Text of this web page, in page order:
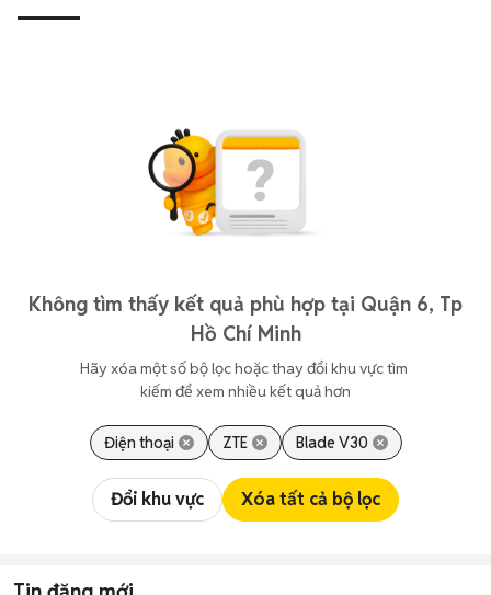
Không tìm thấy kết quả phù hợp tại Quận 6, Tp
Hồ Chí Minh
Hãy xóa một số bộ lọc hoặc thay đổi khu vực tìm
kiếm để xem nhiều kết quả hơn
Điện thoại ZTE Blade V30
Đổi khu vực Xóa tất cả bộ lọc